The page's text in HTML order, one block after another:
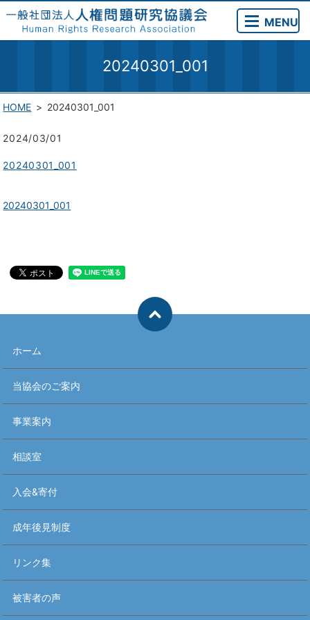
MENU
20240301_001
HOME 20240301_001
2024/03/01
20240301_001
20240301_001
ホーム
当協会のご案内
事業案内
相談室
入会&寄付
成年後見制度
リンク集
被害者の声